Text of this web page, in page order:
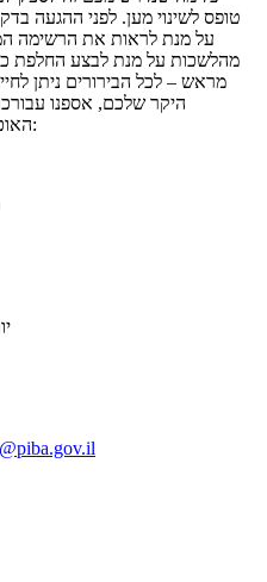
טופס לשינוי מען. לפני ההגעה
על מנת לראות את הרשימה
מהלשכות על מנת לבצע החלפת
היקר שלכם, אספנו
האוכלוסין וההגירה בערים הגדולות בארץ:
–